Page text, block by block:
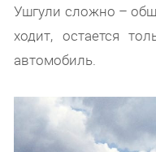
Ушгули сложно –
ходит, остается
автомобиль.